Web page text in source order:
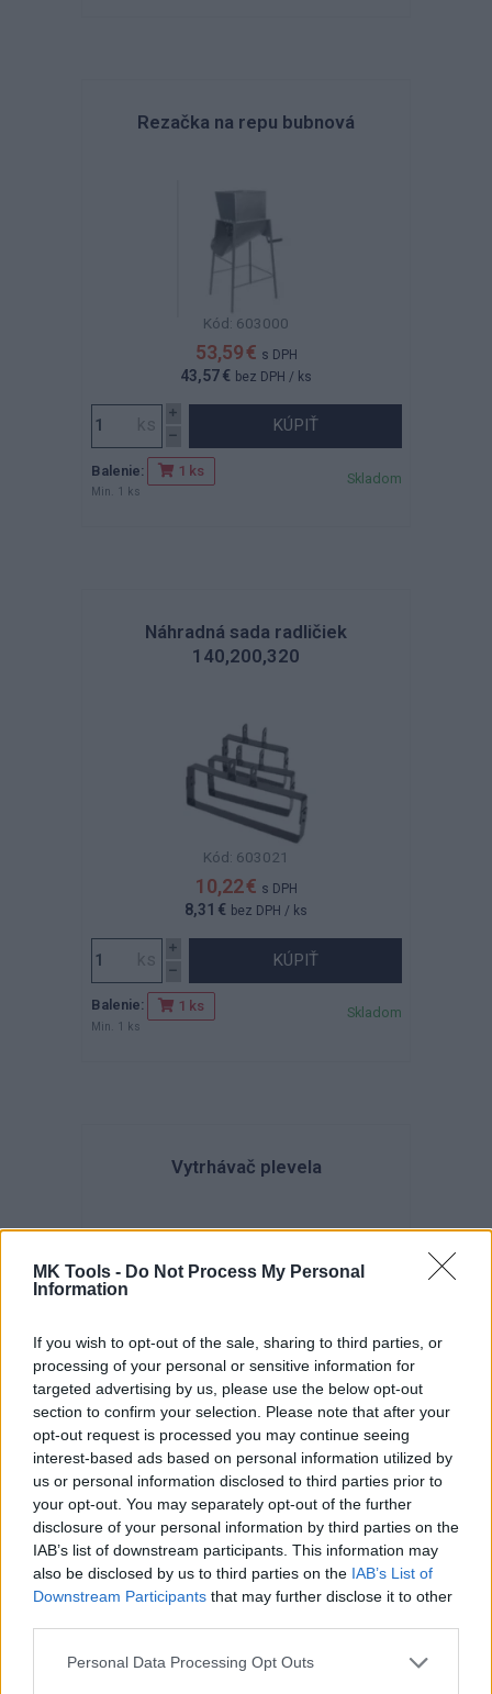
MK Tools - Do Not Process My Personal
Information
If you wish to opt-out of the sale, sharing to third parties, or
processing of your personal or sensitive information for
targeted advertising by us, please use the below opt-out
section to confirm your selection. Please note that after your
opt-out request is processed you may continue seeing
interest-based ads based on personal information utilized by
us or personal information disclosed to third parties prior to
your opt-out. You may separately opt-out of the further
disclosure of your personal information by third parties on the
IAB’s list of downstream participants. This information may
also be disclosed by us to third parties on the IAB’s List of
Downstream Participants that may further disclose it to other
Personal Data Processing Opt Outs
Rezačka na repu bubnová
Kód: 603000
53,59 € s DPH
43,57 € bez DPH / ks
KÚPIŤ
Balenie: 1 ks
Min. 1 ks
Skladom
Náhradná sada radličiek
140,200,320
Kód: 603021
10,22 € s DPH
8,31 € bez DPH / ks
KÚPIŤ
Balenie: 1 ks
Min. 1 ks
Skladom
Vytrhávač plevela
Kód: 544955
15,66 € s DPH
12,73 € bez DPH/ ks
Balenie: 1 ks
Min. 1 ks
Skladom
Kosák III